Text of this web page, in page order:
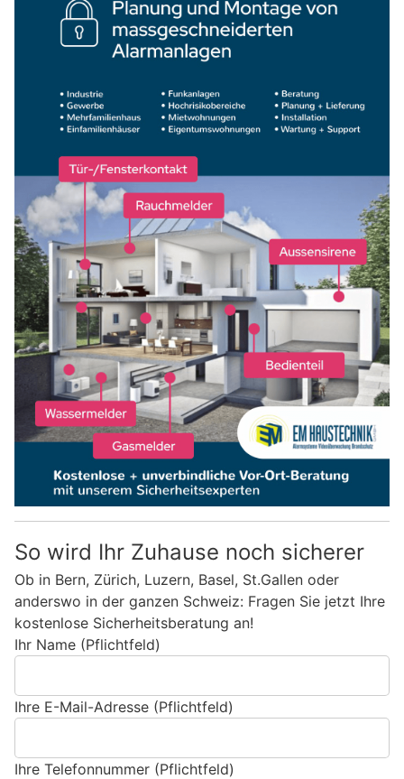
So wird Ihr Zuhause noch sicherer
Ob in Bern, Zürich, Luzern, Basel, St.Gallen oder
anderswo in der ganzen Schweiz: Fragen Sie jetzt Ihre
kostenlose Sicherheitsberatung an!
Ihr Name (Pflichtfeld)
Ihre E-Mail-Adresse (Pflichtfeld)
Ihre Telefonnummer (Pflichtfeld)